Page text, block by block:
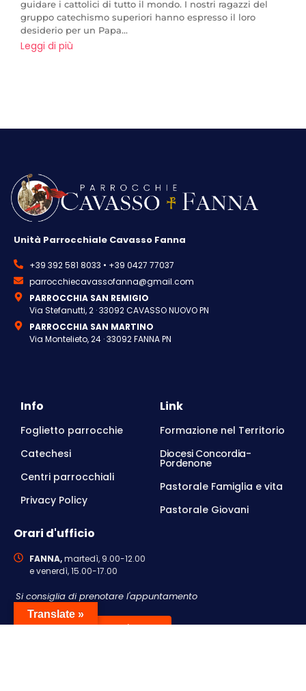
guidare i cattolici di tutto il mondo. I nostri ragazzi del
gruppo catechismo superiori hanno espresso il loro
desiderio per un Papa...
Leggi di più
Unità Parrocchiale Cavasso Fanna
+39 392 581 8033 • +39 0427 77037
parrocchiecavassofanna@gmail.com
PARROCCHIA SAN REMIGIO
Via Stefanutti, 2 · 33092 CAVASSO NUOVO PN
PARROCCHIA SAN MARTINO
Via Montelieto, 24 · 33092 FANNA PN
Info
Foglietto parrocchie
Catechesi
Centri parrocchiali
Privacy Policy
Link
Formazione nel Territorio
Diocesi Concordia-
Pordenone
Pastorale Famiglia e vita
Pastorale Giovani
Orari d'ufficio
FANNA,martedì, 9.00-12.00
e venerdì, 15.00-17.00
Si consiglia di prenotare l'appuntamento
Contattaci
Translate »